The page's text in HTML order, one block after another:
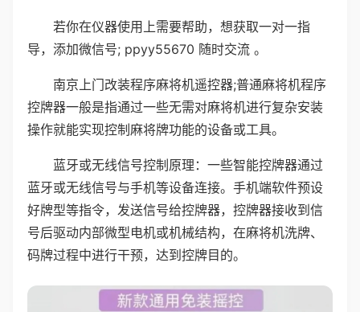
若你在仪器使用上需要帮助，想获取一对一指
导，添加微信号; ppyy55670 随时交流 。
南京上门改装程序麻将机遥控器;普通麻将机程序
控牌器一般是指通过一些无需对麻将机进行复杂安装
操作就能实现控制麻将牌功能的设备或工具。
蓝牙或无线信号控制原理：一些智能控牌器通过
蓝牙或无线信号与手机等设备连接。手机端软件预设
好牌型等指令，发送信号给控牌器，控牌器接收到信
号后驱动内部微型电机或机械结构，在麻将机洗牌、
码牌过程中进行干预，达到控牌目的。